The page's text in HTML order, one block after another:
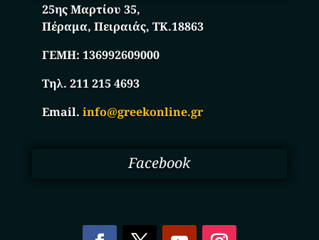
25ης Μαρτίου 35,
Πέραμα, Πειραιάς, ΤΚ.18863
ΓΕΜΗ:136992609000
Τηλ. 211 215 4693
Email.info@greekonline.gr
Facebook